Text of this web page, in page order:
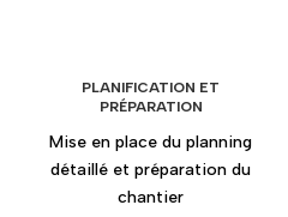
PLANIFICATION ET
PRÉPARATION
Mise en place du planning
détaillé et préparation du
chantier